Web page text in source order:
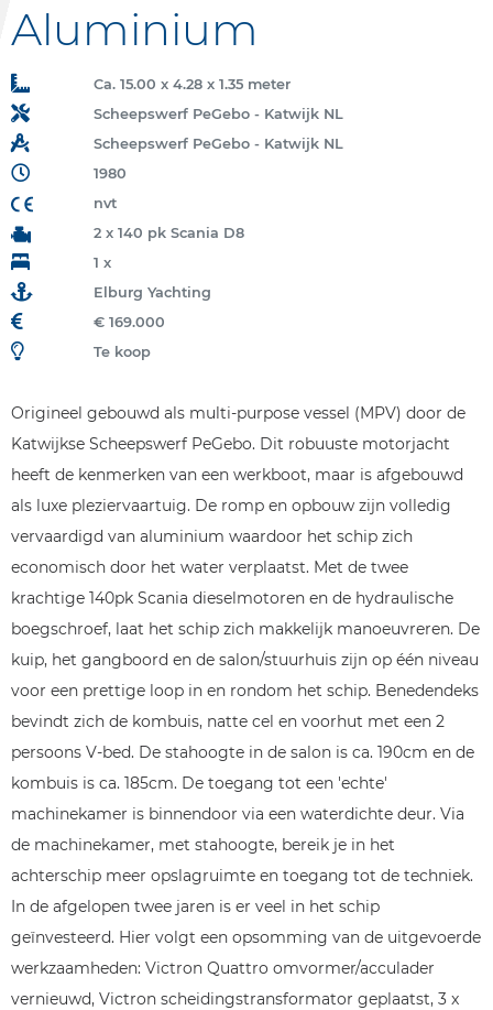
Aluminium
Ca. 15.00 x 4.28 x 1.35 meter
Scheepswerf PeGebo - Katwijk NL
Scheepswerf PeGebo - Katwijk NL
1980
nvt
2 x 140 pk Scania D8
1 x
Elburg Yachting
€ 169.000
Te koop
Origineel gebouwd als multi-purpose vessel (MPV) door de
Katwijkse Scheepswerf PeGebo. Dit robuuste motorjacht
heeft de kenmerken van een werkboot, maar is afgebouwd
als luxe pleziervaartuig. De romp en opbouw zijn volledig
vervaardigd van aluminium waardoor het schip zich
economisch door het water verplaatst. Met de twee
krachtige 140pk Scania dieselmotoren en de hydraulische
boegschroef, laat het schip zich makkelijk manoeuvreren. De
kuip, het gangboord en de salon/stuurhuis zijn op één niveau
voor een prettige loop in en rondom het schip. Benedendeks
bevindt zich de kombuis, natte cel en voorhut met een 2
persoons V-bed. De stahoogte in de salon is ca. 190cm en de
kombuis is ca. 185cm. De toegang tot een 'echte'
machinekamer is binnendoor via een waterdichte deur. Via
de machinekamer, met stahoogte, bereik je in het
achterschip meer opslagruimte en toegang tot de techniek.
In de afgelopen twee jaren is er veel in het schip
geïnvesteerd. Hier volgt een opsomming van de uitgevoerde
werkzaamheden: Victron Quattro omvormer/acculader
vernieuwd, Victron scheidingstransformator geplaatst, 3 x